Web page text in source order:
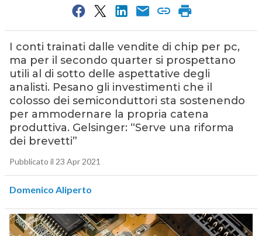
I conti trainati dalle vendite di chip per pc,
ma per il secondo quarter si prospettano
utili al di sotto delle aspettative degli
analisti. Pesano gli investimenti che il
colosso dei semiconduttori sta sostenendo
per ammodernare la propria catena
produttiva. Gelsinger: “Serve una riforma
dei brevetti”
Pubblicato il 23 Apr 2021
Domenico Aliperto